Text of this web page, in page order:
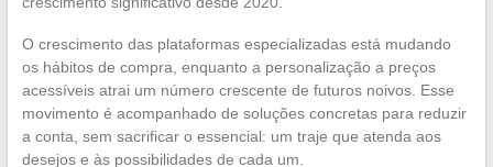
O crescimento das plataformas especializadas está mudando
os hábitos de compra, enquanto a personalização a preços
acessíveis atrai um número crescente de futuros noivos. Esse
movimento é acompanhado de soluções concretas para reduzir
a conta, sem sacrificar o essencial: um traje que atenda aos
desejos e às possibilidades de cada um.